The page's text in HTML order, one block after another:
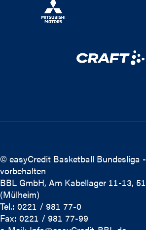
© easyCredit Basketball Bundesliga
vorbehalten
BBL GmbH, Am Kabellager 11-13,
(Mülheim)
Tel.: 0221 / 981 77-0
Fax: 0221 / 981 77-99